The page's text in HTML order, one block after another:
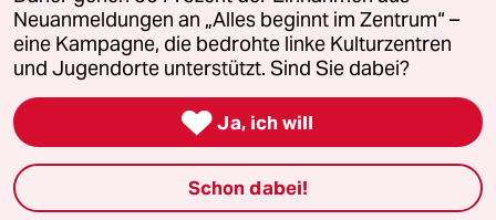
Feedback Redaktionsstatut Kommune-Richtlinien
Leitlinie Informant Datenschutz Impressum AGB
Seitenwende Einwilligungen widerrufen (Ads)
Neuanmeldungen an „Alles beginnt im Zentrum“ –
eine Kampagne, die bedrohte linke Kulturzentren
und Jugendorte unterstützt. Sind Sie dabei?
 Ja, ich will
Schon dabei!